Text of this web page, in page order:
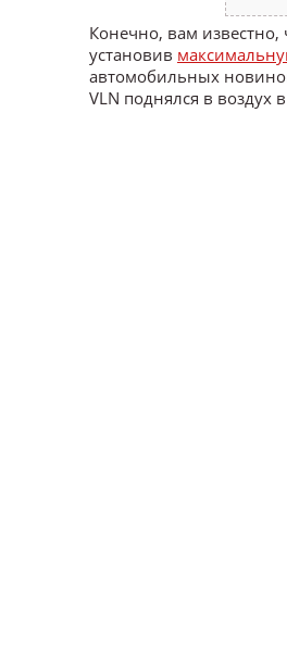
Конечно, вам
установив
автомобильных
VLN поднялся в воздух